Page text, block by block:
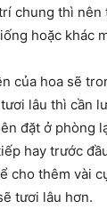
chung thì nên
hoặc khác
của hoa sẽ
lâu thì cần
đặt ở phòng
hay trước
cho thêm vài
tươi lâu hơn.